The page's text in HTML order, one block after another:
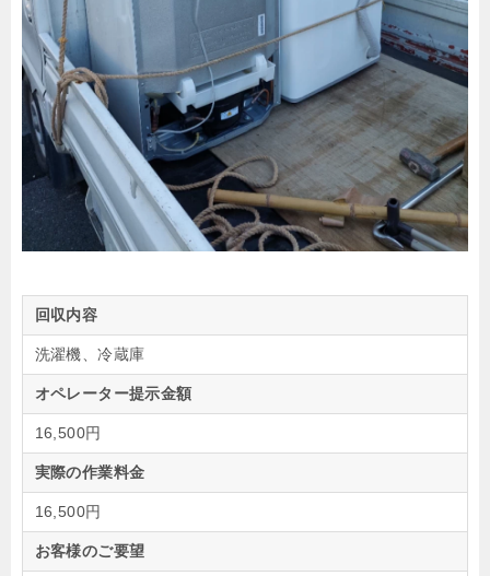
回収内容
洗濯機、冷蔵庫
オペレーター提示金額
16,500円
実際の作業料金
16,500円
お客様のご要望